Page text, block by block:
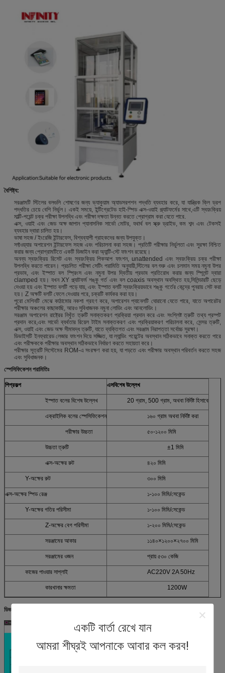
একটি বার্তা রেখে যান
আমরা শীঘ্রই আপনাকে আবার কল করব!
বৈশিষ্ট্য:
সরঞ্জামটি স্টিলের বলগুলি শোষণের জন্য ভ্যাকুয়াম অ্যাডসরপশন পদ্ধতি ব্যবহার করে, যা যান্ত্রিক ক্লি ড্রপ
পদ্ধতির চেয়ে বেশি নির্ভুল। একই সময়ে, ইন্টিগ্রেটেড হাই-স্পিড এক্স-ওয়াই প্ল্যাটফর্মের সাথে,এটি স্বয়ংক্রিয়
মাল্টি-পয়েন্ট চক্র পরীক্ষা উপলব্ধি এবং পরীক্ষা দক্ষতা উন্নত করতে প্রোগ্রাম করা যেতে পারে.
এক্স, ওয়াই এবং জেড অক্ষ জাপান প্যানাসনিক সার্ভো মোটর, যথার্থ বল স্ক্রু ড্রাইভ, কম শব্দ এবং টেকসই
ব্যবহার দ্বারা চালিত হয়।
ভাষা সহজ / ইংরেজি ইন্টারফেস, বিশ্বব্যাপী গ্রাহকদের জন্য উপযুক্ত।
সফ্টওয়্যার অপারেশন ইন্টারফেস সহজ এবং পরিচালনা করা সহজ। প্রতিটি পরীক্ষার নির্ভুলতা এবং সুরক্ষা নিশ্চিত
করার জন্য প্রোগ্রামটিতে একটি ডিজাইন করা অ্যান্টি-স্টে ফাংশন রয়েছে।
অনন্য স্বয়ংক্রিয় রিসেট এবং স্বয়ংক্রিয় পিকআপ ফাংশন, unattended এবং স্বয়ংক্রিয় চক্র পরীক্ষা
উপলব্ধি করতে পারেন। প্রচলিত পরীক্ষা সেটিং পরামিতি অনুযায়ী,স্টিলের বল শুরু এবং চলমান সময় নমুনা উপর
প্রভাব, এবং ইস্পাত বল স্প্রিংস এবং নমুনা উপর দ্বিতীয় প্রভাব প্রতিরোধ করার জন্য স্প্লিন্ট দ্বারা
clamped হয়। যখন XY প্ল্যাটফর্ম শঙ্কু গর্ত এবং বল coaxis অবস্থান অবস্থিত হয়,সিলিন্ডারটি ছেড়ে
দেওয়া হয় এবং ইস্পাত বলটি পড়ে যায়, এবং ইস্পাত বলটি স্বয়ংক্রিয়ভাবে শঙ্কু গর্তের কেন্দ্রে পুনরায় সেট করা
হয়। Z অক্ষটি বলটি ফেলে দেওয়ার পরে, চক্রটি কার্যকর করা হয়।
পুরো মেশিনটি মেঝে কাঠামোর নকশা গ্রহণ করে, অপারেশন প্যানেলটি ঘোরানো যেতে পারে, যাতে অপারেটর
পরীক্ষার অঞ্চলের কাছাকাছি, আরও সুবিধাজনক নমুনা লোডিং এবং আনলোডিং।
সরঞ্জাম অপারেশন রাষ্ট্রের নিখুঁত ত্রুটি সনাক্তকরণ প্রক্রিয়া প্রদান করে এবং সংশ্লিষ্ট ত্রুটি তথ্য প্রম্পট
প্রদান করে,এবং সার্ভো ব্যর্থতার রিয়েল টাইম সনাক্তকরণ এবং প্রক্রিয়াকরণ পরিচালনা করে, সেন্সর ত্রুটি,
এক্স, ওয়াই এবং জেড অক্ষ সীমাবদ্ধ ত্রুটি, যাতে ব্যক্তিগত এবং সরঞ্জাম নিরাপত্তা সর্বোচ্চ সুরক্ষা।
ডিভাইসটি ইনফ্রারেড লেজার ফাংশন দিয়ে সজ্জিত, যা ল্যান্ডিং পয়েন্টের অবস্থান সঠিকভাবে সনাক্ত করতে পারে
এবং পরীক্ষককে পরীক্ষার অবস্থান সঠিকভাবে নির্ধারণ করতে সহায়তা করে।
পরীক্ষার সূত্রটি সিস্টেমের ROM-এ সংরক্ষণ করা হয়, যা পড়তে এবং পরীক্ষার অবস্থান পরিবর্তন করতে সহজ
এবং সুবিধাজনক।
স্পেসিফিকেশন পরামিতিঃ
পিপ্রকল্প এসবিশেষ উল্লেখ
ইস্পাত বলের বিশেষ উল্লেখ 20 গ্রাম, 500 গ্রাম, অথবা নির্দিষ্ট হিসাবে
এক্রাইলিক বলের স্পেসিফিকেশন ১৬০ গ্রাম অথবা নির্দিষ্ট করা
পরীক্ষার উচ্চতা ৫০-১২০০ মিমি
উচ্চতা ত্রুটি ±1 মিমি
এক্স-অক্ষের রুট ৪২০ মিমি
Y-অক্ষের রুট ৩০০ মিমি
এক্স-অক্ষের স্পিড রেঞ্জ ১-১০০ মিমি/সেকেন্ড
Y-অক্ষের গতির পরিসীমা ১-১০০ মিমি/সেকেন্ড
Z-অক্ষের বেগ পরিসীমা ১-২০০ মিমি/সেকেন্ড
সরঞ্জামের আকার ১১৪০×১২০০×২৭০০ মিমি
সরঞ্জামের ওজন প্রায় ৫৩০ কেজি
কাজের পাওয়ার সাপ্লাই AC220V 2A 50Hz
কারখানার ক্ষমতা 1200W
ডিভাইস নিয়ন্ত্রণ